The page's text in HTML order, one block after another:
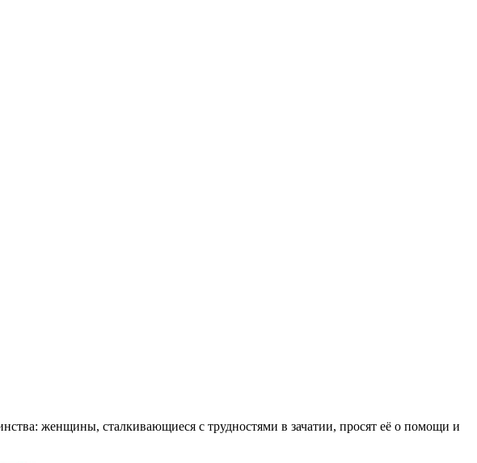
женщины, сталкивающиеся с трудностями в зачатии, просят её о помощи и